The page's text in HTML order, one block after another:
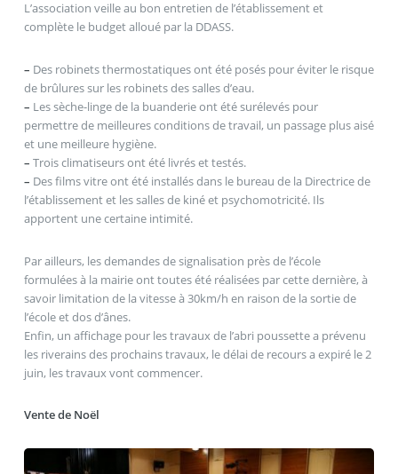
L’association veille au bon entretien de l’établissement et
complète le budget alloué par la DDASS.
– Des robinets thermostatiques ont été posés pour éviter le risque
de brûlures sur les robinets des salles d’eau.
– Les sèche-linge de la buanderie ont été surélevés pour
permettre de meilleures conditions de travail, un passage plus aisé
et une meilleure hygiène.
– Trois climatiseurs ont été livrés et testés.
– Des films vitre ont été installés dans le bureau de la Directrice de
l’établissement et les salles de kiné et psychomotricité. Ils
apportent une certaine intimité.
Par ailleurs, les demandes de signalisation près de l’école
formulées à la mairie ont toutes été réalisées par cette dernière, à
savoir limitation de la vitesse à 30km/h en raison de la sortie de
l’école et dos d’ânes.
Enfin, un affichage pour les travaux de l’abri poussette a prévenu
les riverains des prochains travaux, le délai de recours a expiré le 2
juin, les travaux vont commencer.
Vente de Noël